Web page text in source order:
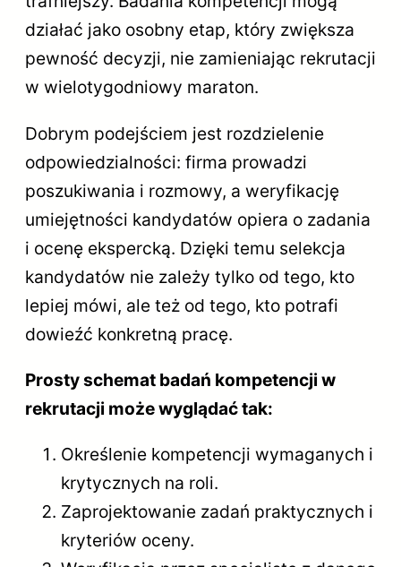
działać jako osobny etap, który zwiększa
pewność decyzji, nie zamieniając rekrutacji
w wielotygodniowy maraton.
Dobrym podejściem jest rozdzielenie
odpowiedzialności: firma prowadzi
poszukiwania i rozmowy, a weryfikację
umiejętności kandydatów opiera o zadania
i ocenę ekspercką. Dzięki temu selekcja
kandydatów nie zależy tylko od tego, kto
lepiej mówi, ale też od tego, kto potrafi
dowieźć konkretną pracę.
Prosty schemat badań kompetencji w
rekrutacji może wyglądać tak:
Określenie kompetencji wymaganych i
krytycznych na roli.
Zaprojektowanie zadań praktycznych i
kryteriów oceny.